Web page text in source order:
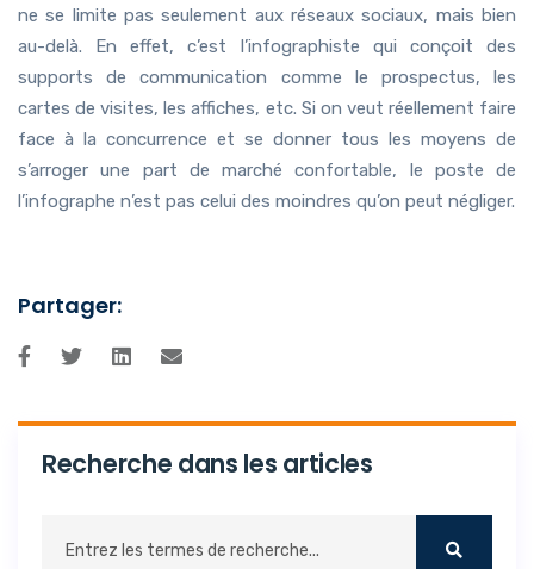
ne se limite pas seulement aux réseaux sociaux, mais bien
au-delà. En effet, c’est l’infographiste qui conçoit des
supports de communication comme le prospectus, les
cartes de visites, les affiches, etc. Si on veut réellement faire
face à la concurrence et se donner tous les moyens de
s’arroger une part de marché confortable, le poste de
l’infographe n’est pas celui des moindres qu’on peut négliger.
Partager:
Recherche dans les articles